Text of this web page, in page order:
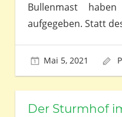
Bullenmast
aufgegeben. Statt
Mai 5, 2021
Der Sturmhof